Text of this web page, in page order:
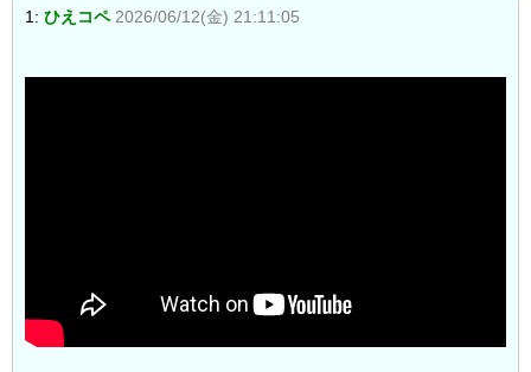
1: ひえコペ 2026/06/12(金) 21:11:05